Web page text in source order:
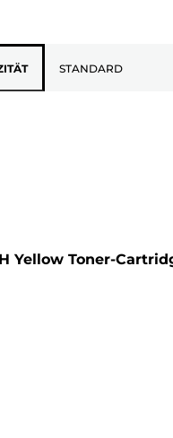
STANDARD
Yellow Toner-